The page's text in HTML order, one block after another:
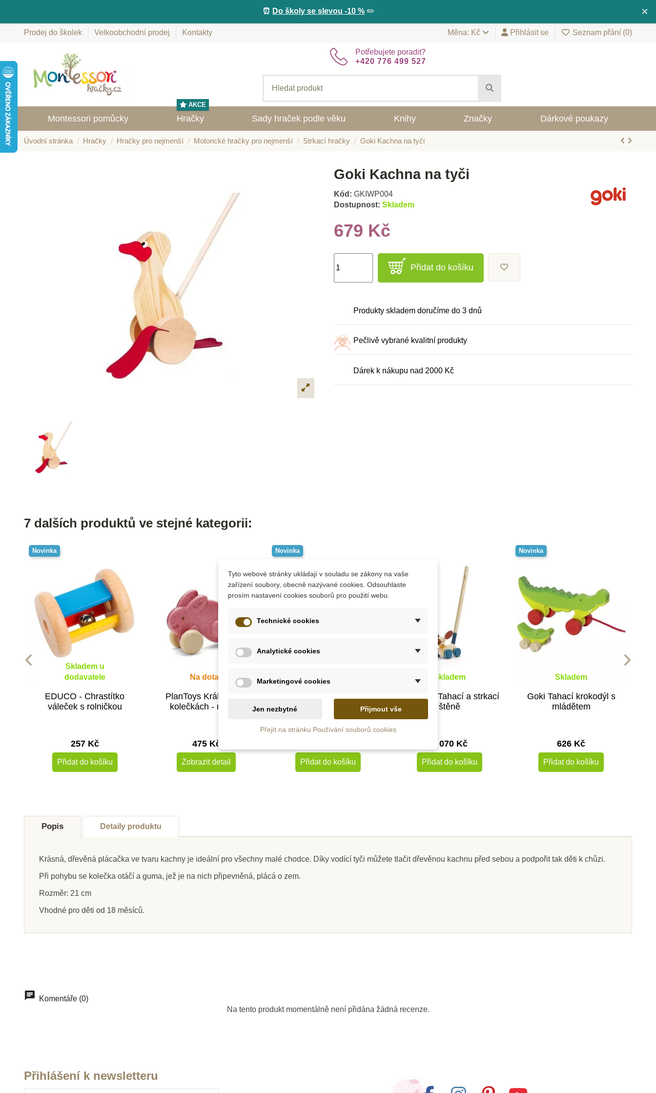
×
⏰ Do školy se slevou -10 % ✏️
Prodej do školek Velkoobchodní prodej Kontakty Měna: Kč Přihlásit se Seznam přání (0)
Potřebujete poradit?
+420 776 499 527
Montessori pomůcky Hračky
AKCE
Sady hraček podle věku Knihy Značky Dárkové poukazy
Úvodní stránka Hračky Hračky pro nejmenší Motorické hračky pro nejmenší Strkací hračky Goki Kachna na tyči
Goki Kachna na tyči
Kód: GKIWP004
Dostupnost: Skladem
679 Kč
Přidat do košíku
Produkty skladem doručíme do 3 dnů
Pečlivě vybrané kvalitní produkty
Dárek k nákupu nad 2000 Kč
7 dalších produktů ve stejné kategorii:
Novinka
Skladem u
dodavatele
EDUCO - Chrastítko
váleček s rolničkou
257 Kč
Přidat do košíku
Na dotaz
PlanToys Králíček na
kolečkách - růžový
475 Kč
Zobrazit detail
Novinka
dodavatele
EDUCO - Chrastítko
váleček s kuličkami
Přidat do košíku
Skladem
PlanToys Tahací a strkací
štěně
1 070 Kč
Přidat do košíku
Novinka
Skladem
Goki Tahací krokodýl s
mládětem
626 Kč
Přidat do košíku
Přidat do košíku
Popis Detaily produktu
Krásná, dřevěná plácačka ve tvaru kachny je ideální pro všechny malé chodce. Díky vodící tyči můžete tlačit dřevěnou kachnu před sebou a podpořit tak děti k chůzi.
Při pohybu se kolečka otáčí a guma, jež je na nich připevněná, plácá o zem.
Rozměr: 21 cm
Vhodné pro děti od 18 měsíců.
Komentáře (0)
Na tento produkt momentálně není přidána žádná recenze.
Přihlášení k newsletteru
Tyto webové stránky ukládají v souladu se zákony na vaše
zařízení soubory, obecně nazývané cookies. Odsouhlaste
prosím nastavení cookies souborů pro použití webu.
Technické cookies
Analytické cookies
Marketingové cookies
Jen nezbytné Přijmout vše
Přejít na stránku Používání souborů cookies